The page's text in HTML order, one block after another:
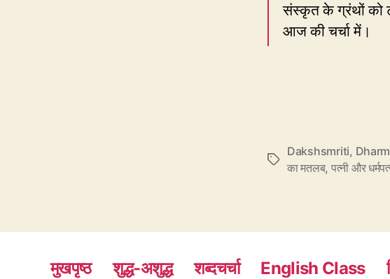
संस्कृत के ग्रंथों को
आज की चर्चा में।
Tags
Dakshsmriti,
का मतलब, पत्नी और
मुखपृष्ठ शुद्ध-अशुद्ध शब्दचर्चा English Class